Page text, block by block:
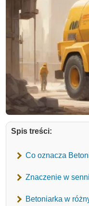
Spis treści:
Co oznacza
Znaczenie w
Betoniarka w